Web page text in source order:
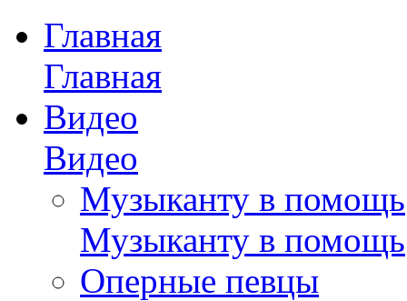
Главная
Главная
Видео
Видео
Музыканту в помощь
Музыканту в помощь
Оперные певцы